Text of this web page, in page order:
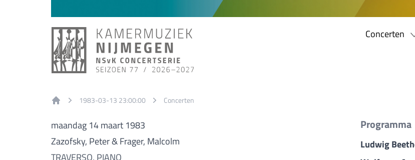
Concerten
1983-03-13 23:00:00 Concerten
maandag 14 maart 1983
Zazofsky, Peter & Frager, Malcolm
TRAVERSO, PIANO
Programma
Ludwig